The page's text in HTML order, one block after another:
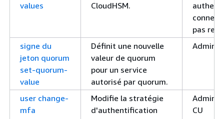
values
CloudHSM.
pas
signe du
jeton quorum
set-quorum-
value
Définit une nouvelle
valeur de quorum
pour un service
autorisé par quorum.
Admin
user change-
mfa
Modifie la stratégie
d'authentification
CU